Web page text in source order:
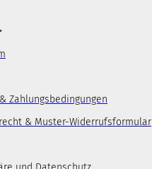
Zahlungsbedingungen
& Muster-Widerrufsformular